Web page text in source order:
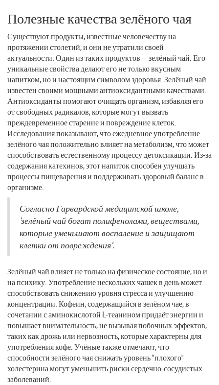
Полезные качества зелёного чая
Существуют продукты, известные человечеству на
протяжении столетий, и они не утратили своей
актуальности. Один из таких продуктов — зелёный чай. Его
уникальные свойства делают его не только вкусным
напитком, но и настоящим символом здоровья. Зелёный чай
известен своими мощными антиоксидантными качествами.
Антиоксиданты помогают очищать организм, избавляя его
от свободных радикалов, которые могут вызвать
преждевременное старение и повреждение клеток.
Исследования показывают, что ежедневное употребление
зелёного чая положительно влияет на метаболизм, что может
способствовать естественному процессу детоксикации. Из-за
содержания катехинов, этот напиток способен улучшать
процессы пищеварения и поддерживать здоровый баланс в
организме.
Согласно Гарвардской медицинской школе,
'зелёный чай богат полифенолами, веществами,
которые уменьшают воспаление и защищают
клетки от повреждения'.
Зелёный чай влияет не только на физическое состояние, но и
на психику. Употребление нескольких чашек в день может
способствовать снижению уровня стресса и улучшению
концентрации. Кофеин, содержащийся в зелёном чае, в
сочетании с аминокислотой L-теанином придаёт энергии и
повышает внимательность, не вызывая побочных эффектов,
таких как дрожь или нервозность, которые характерны для
употребления кофе. Учёные также отмечают, что
способности зелёного чая снижать уровень "плохого"
холестерина могут уменьшить риски сердечно-сосудистых
заболеваний.